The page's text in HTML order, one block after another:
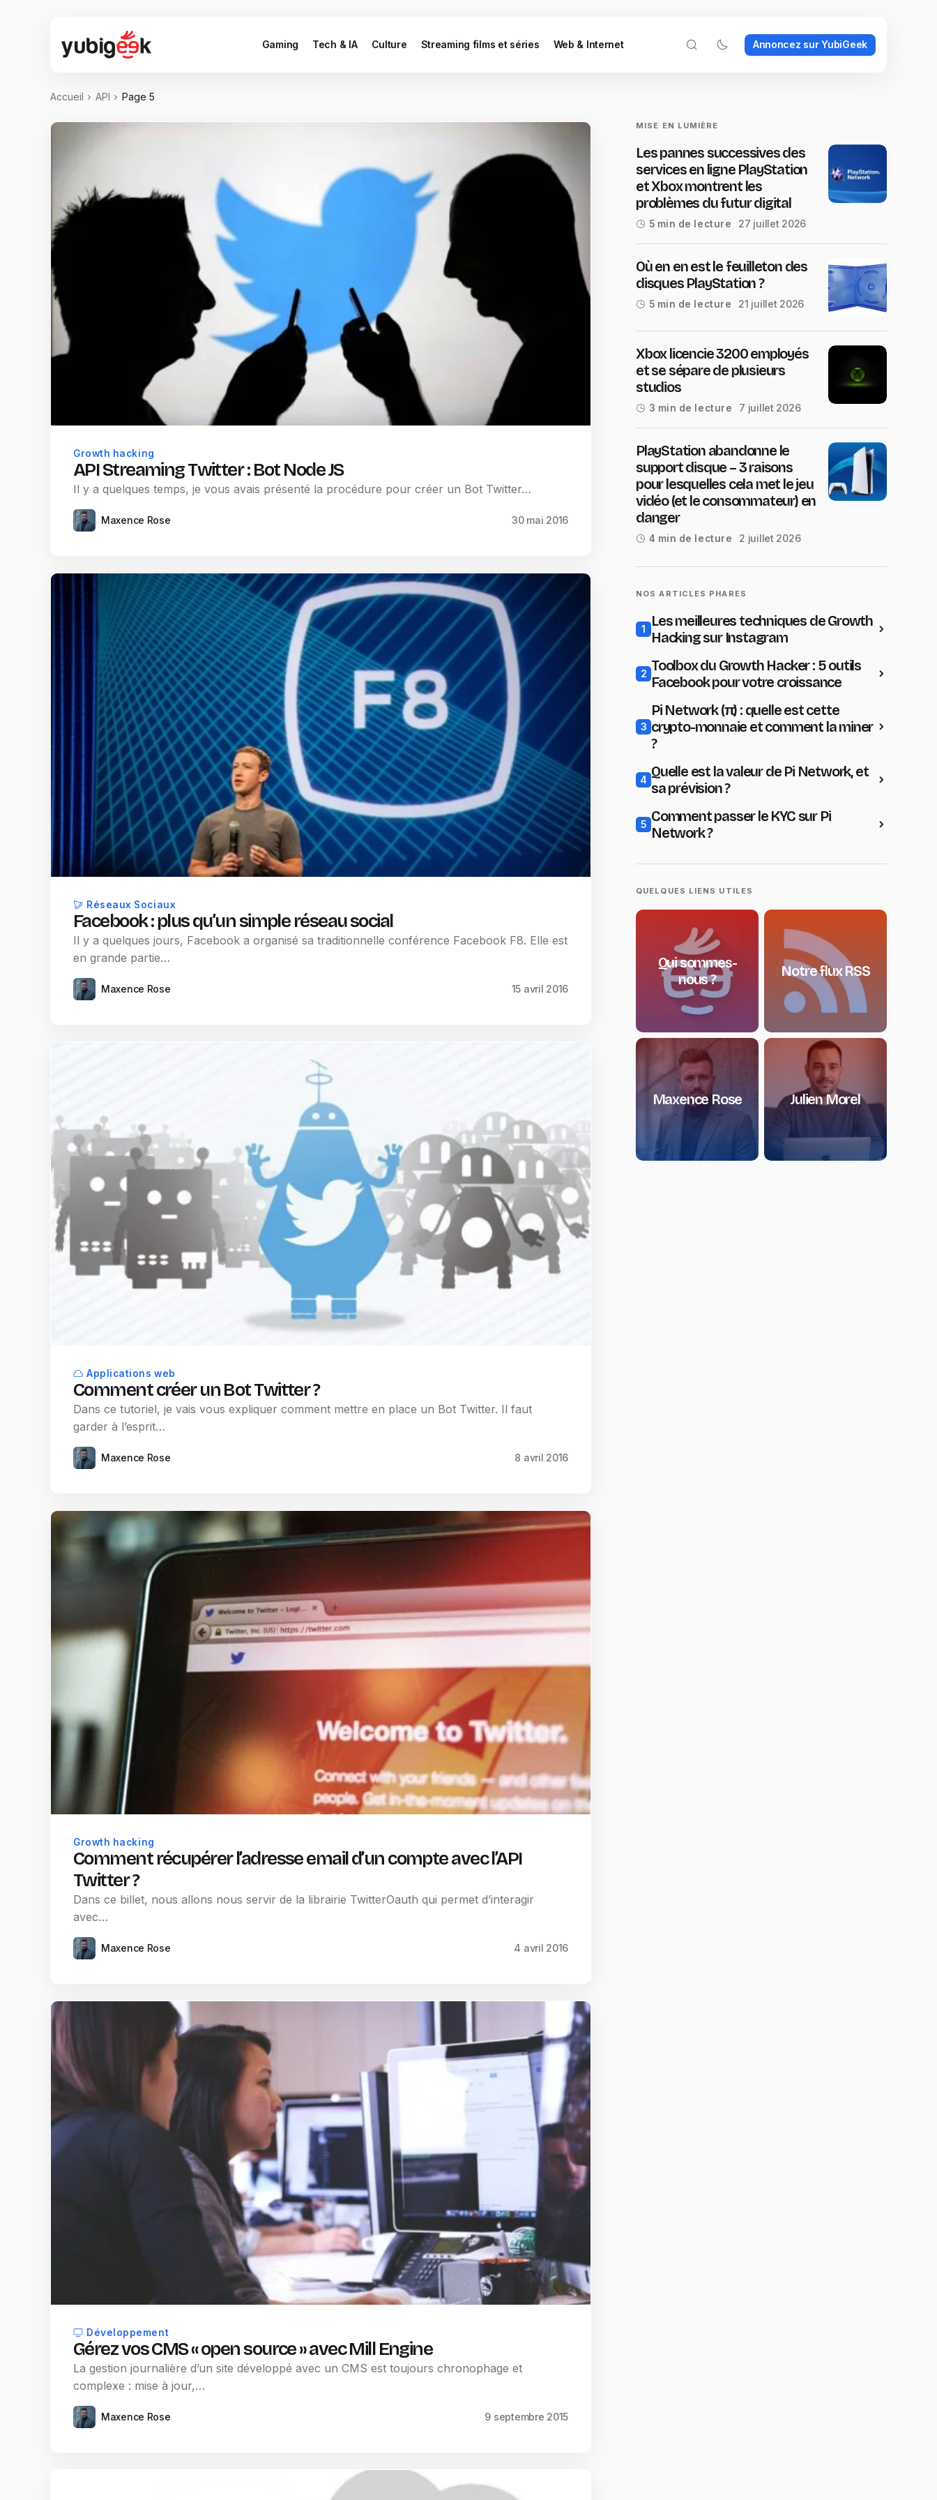
Gaming Tech & IA Culture Streaming films et séries Web & Internet Annoncez sur YubiGeek
Accueil API Page 5
Growth hacking
API Streaming Twitter : Bot Node JS
Il y a quelques temps, je vous avais présenté la procédure pour créer un Bot Twitter…
Maxence Rose 30 mai 2016
Réseaux Sociaux
Facebook : plus qu’un simple réseau social
Il y a quelques jours, Facebook a organisé sa traditionnelle conférence Facebook F8. Elle est
en grande partie…
Maxence Rose 15 avril 2016
Applications web
Comment créer un Bot Twitter ?
Dans ce tutoriel, je vais vous expliquer comment mettre en place un Bot Twitter. Il faut
garder à l’esprit…
Maxence Rose 8 avril 2016
Growth hacking
Comment récupérer l’adresse email d’un compte avec l’API
Twitter ?
Dans ce billet, nous allons nous servir de la librairie TwitterOauth qui permet d’interagir
avec…
Maxence Rose 4 avril 2016
Développement
Gérez vos CMS « open source » avec Mill Engine
La gestion journalière d’un site développé avec un CMS est toujours chronophage et
complexe : mise à jour,…
Maxence Rose 9 septembre 2015
MISE EN LUMIÈRE
Les pannes successives des
services en ligne PlayStation
et Xbox montrent les
problèmes du futur digital
5 min de lecture 27 juillet 2026
Où en en est le feuilleton des
disques PlayStation ?
5 min de lecture 21 juillet 2026
Xbox licencie 3200 employés
et se sépare de plusieurs
studios
3 min de lecture 7 juillet 2026
PlayStation abandonne le
support disque – 3 raisons
pour lesquelles cela met le jeu
vidéo (et le consommateur) en
danger
4 min de lecture 2 juillet 2026
NOS ARTICLES PHARES
1
Les meilleures techniques de Growth
Hacking sur Instagram
2 Toolbox du Growth Hacker : 5 outils
Facebook pour votre croissance
3
Pi Network (π) : quelle est cette
crypto-monnaie et comment la miner
?
4 Quelle est la valeur de Pi Network, et
sa prévision ?
5 Comment passer le KYC sur Pi
Network ?
QUELQUES LIENS UTILES
Qui sommes-
nous ?
Notre flux RSS
Maxence Rose Julien Morel